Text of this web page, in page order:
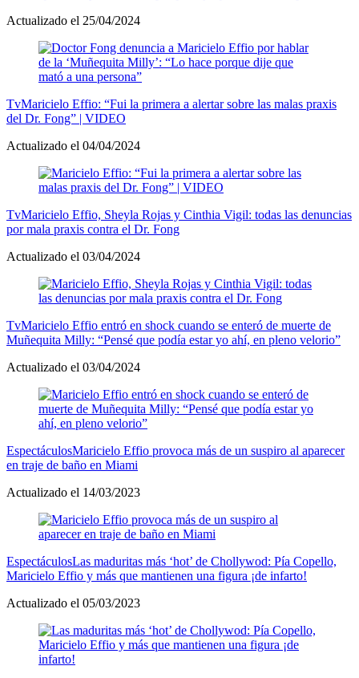
Actualizado el 25/04/2024
TvMaricielo Effio: “Fui la primera a alertar sobre las malas praxis
del Dr. Fong” | VIDEO
Actualizado el 04/04/2024
TvMaricielo Effio, Sheyla Rojas y Cinthia Vigil: todas las denuncias
por mala praxis contra el Dr. Fong
Actualizado el 03/04/2024
TvMaricielo Effio entró en shock cuando se enteró de muerte de
Muñequita Milly: “Pensé que podía estar yo ahí, en pleno velorio”
Actualizado el 03/04/2024
EspectáculosMaricielo Effio provoca más de un suspiro al aparecer
en traje de baño en Miami
Actualizado el 14/03/2023
EspectáculosLas maduritas más ‘hot’ de Chollywod: Pía Copello,
Maricielo Effio y más que mantienen una figura ¡de infarto!
Actualizado el 05/03/2023